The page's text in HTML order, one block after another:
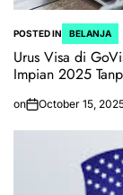
POSTED IN BELANJA
Urus Visa di
Impian 2025
on October 15,